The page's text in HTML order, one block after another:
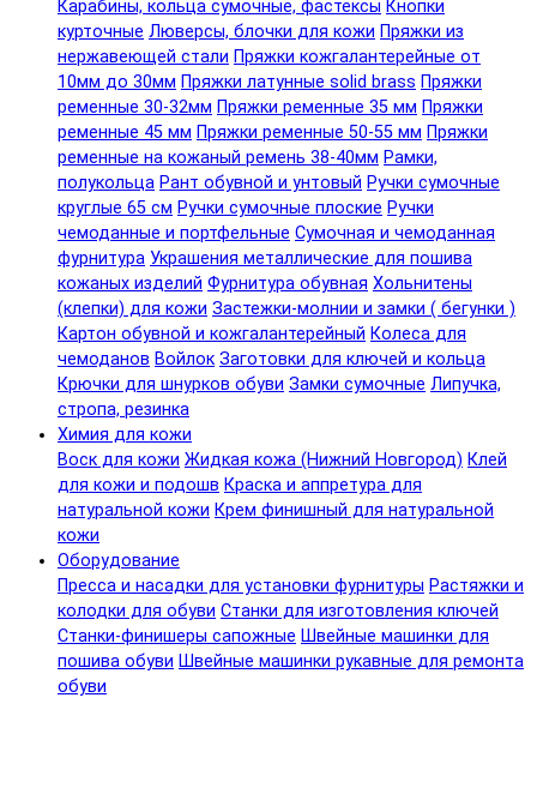
Карабины, кольца сумочные, фастексы Кнопки
курточные Люверсы, блочки для кожи Пряжки из
нержавеющей стали Пряжки кожгалантерейные от
10мм до 30мм Пряжки латунные solid brass Пряжки
ременные 30-32мм Пряжки ременные 35 мм Пряжки
ременные 45 мм Пряжки ременные 50-55 мм Пряжки
ременные на кожаный ремень 38-40мм Рамки,
полукольца Рант обувной и унтовый Ручки сумочные
круглые 65 см Ручки сумочные плоские Ручки
чемоданные и портфельные Сумочная и чемоданная
фурнитура Украшения металлические для пошива
кожаных изделий Фурнитура обувная Хольнитены
(клепки) для кожи Застежки-молнии и замки ( бегунки )
Картон обувной и кожгалантерейный Колеса для
чемоданов Войлок Заготовки для ключей и кольца
Крючки для шнурков обуви Замки сумочные Липучка,
стропа, резинка
Химия для кожи
Воск для кожи Жидкая кожа (Нижний Новгород) Клей
для кожи и подошв Краска и аппретура для
натуральной кожи Крем финишный для натуральной
кожи
Оборудование
Пресса и насадки для установки фурнитуры Растяжки и
колодки для обуви Станки для изготовления ключей
Станки-финишеры сапожные Швейные машинки для
пошива обуви Швейные машинки рукавные для ремонта
обуви